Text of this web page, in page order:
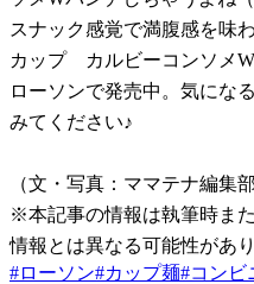
スナック感覚で満腹感を味
カップ カルビーコンソメ
ローソンで発売中。気にな
みてください♪
（文・写真：ママテナ編集
※本記事の情報は執筆時ま
情報とは異なる可能性があ
#ローソン#カップ麺#コンビ